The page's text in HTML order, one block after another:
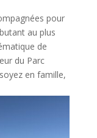
pour
au plus
de
du Parc
en famille,